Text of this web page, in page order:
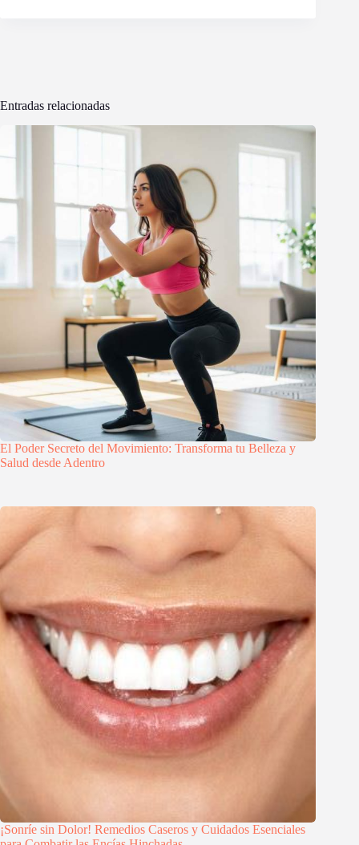
Entradas relacionadas
El Poder Secreto del Movimiento: Transforma tu Belleza y
Salud desde Adentro
¡Sonríe sin Dolor! Remedios Caseros y Cuidados Esenciales